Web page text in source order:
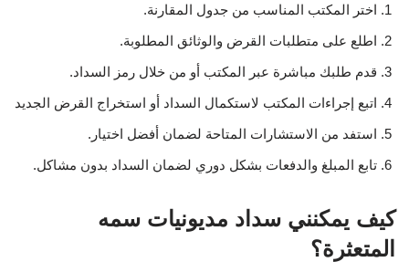
اختر المكتب المناسب من جدول المقارنة.
اطلع على متطلبات القرض والوثائق المطلوبة.
قدم طلبك مباشرة عبر المكتب أو من خلال رمز السداد.
اتبع إجراءات المكتب لاستكمال السداد أو استخراج القرض الجديد
استفد من الاستشارات المتاحة لضمان أفضل اختيار.
تابع المبلغ والدفعات بشكل دوري لضمان السداد بدون مشاكل.
كيف يمكنني سداد مديونيات سمه
المتعثرة؟